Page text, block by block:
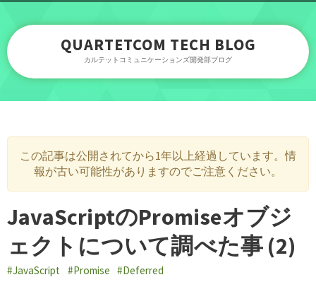
QUARTETCOM TECH BLOG
カルテットコミュニケーションズ開発部ブログ
この記事は公開されてから1年以上経過しています。情
報が古い可能性がありますのでご注意ください。
JavaScriptのPromiseオブジ
ェクトについて調べた事 (2)
#JavaScript #Promise #Deferred